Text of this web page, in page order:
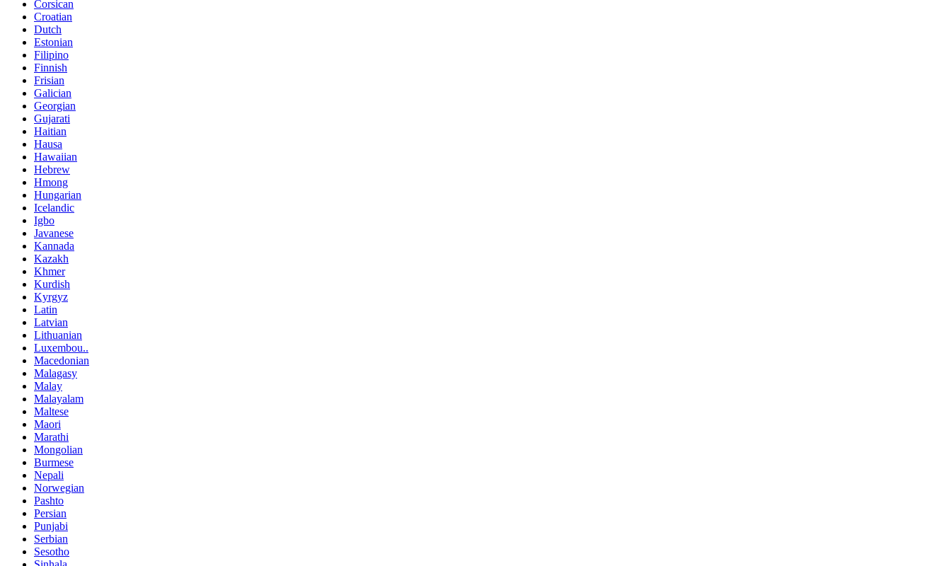
Corsican
Croatian
Dutch
Estonian
Filipino
Finnish
Frisian
Galician
Georgian
Gujarati
Haitian
Hausa
Hawaiian
Hebrew
Hmong
Hungarian
Icelandic
Igbo
Javanese
Kannada
Kazakh
Khmer
Kurdish
Kyrgyz
Latin
Latvian
Lithuanian
Luxembou..
Macedonian
Malagasy
Malay
Malayalam
Maltese
Maori
Marathi
Mongolian
Burmese
Nepali
Norwegian
Pashto
Persian
Punjabi
Serbian
Sesotho